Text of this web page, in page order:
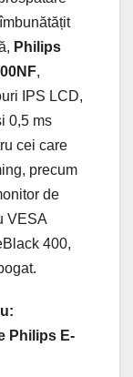
Philips
,
IPS LCD,
0,5 ms
cei care
precum
de
VESA
400,
Philips E-